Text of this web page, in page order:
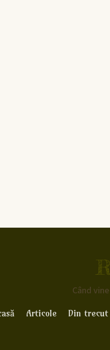
Când
Articole Din trecut